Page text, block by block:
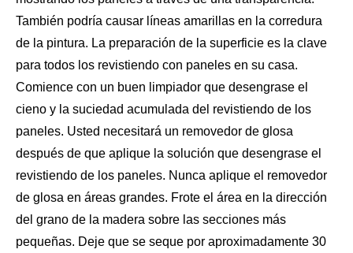
También podría causar líneas amarillas en la corredura
de la pintura. La preparación de la superficie es la clave
para todos los revistiendo con paneles en su casa.
Comience con un buen limpiador que desengrase el
cieno y la suciedad acumulada del revistiendo de los
paneles. Usted necesitará un removedor de glosa
después de que aplique la solución que desengrase el
revistiendo de los paneles. Nunca aplique el removedor
de glosa en áreas grandes. Frote el área en la dirección
del grano de la madera sobre las secciones más
pequeñas. Deje que se seque por aproximadamente 30